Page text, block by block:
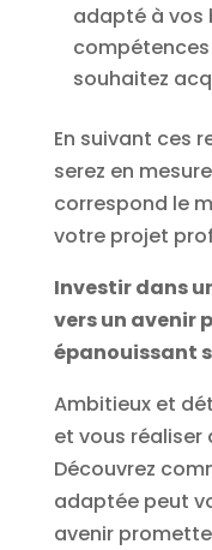
adapté à vos
souhaitez
En suivant ces
serez en
correspond le
votre projet
Investir dans
vers un avenir
épanouissant
Ambitieux et
et vous réaliser
Découvrez
adaptée peut
avenir